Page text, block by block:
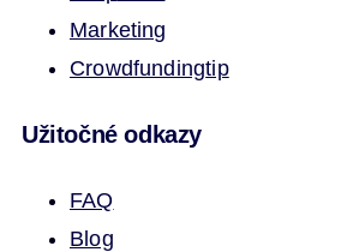
Marketing
Crowdfundingtip
Užitočné odkazy
FAQ
Blog